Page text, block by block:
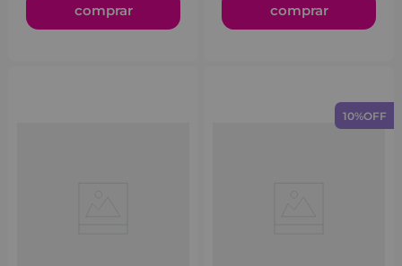
comprar comprar
10%OFF